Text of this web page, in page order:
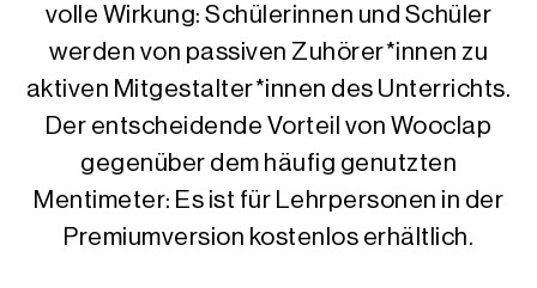
volle Wirkung: Schülerinnen und Schüler
werden von passiven Zuhörer*innen zu
aktiven Mitgestalter*innen des Unterrichts.
Der entscheidende Vorteil von Wooclap
gegenüber dem häufig genutzten
Mentimeter: Es ist für Lehrpersonen in der
Premiumversion kostenlos erhältlich.